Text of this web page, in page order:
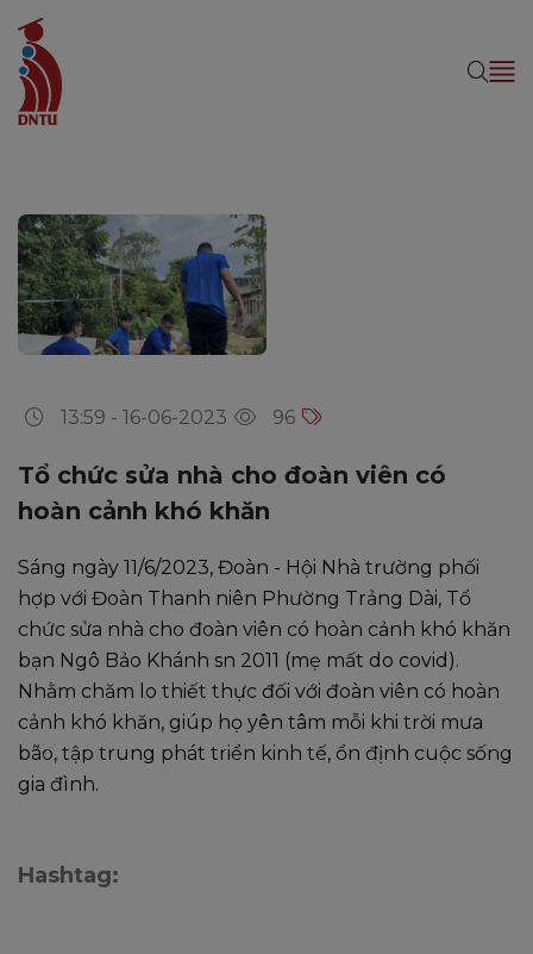
13:59 - 16-06-2023 96
Tổ chức sửa nhà cho đoàn viên có
hoàn cảnh khó khăn
Sáng ngày 11/6/2023, Đoàn - Hội Nhà trường phối
hợp với Đoàn Thanh niên Phường Trảng Dài, Tổ
chức sửa nhà cho đoàn viên có hoàn cảnh khó khăn
bạn Ngô Bảo Khánh sn 2011 (mẹ mất do covid).
Nhằm chăm lo thiết thực đối với đoàn viên có hoàn
cảnh khó khăn, giúp họ yên tâm mỗi khi trời mưa
bão, tập trung phát triển kinh tế, ổn định cuộc sống
gia đình.
Hashtag: